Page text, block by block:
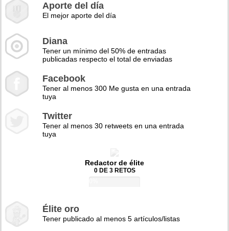
Aporte del día
El mejor aporte del día
Diana
Tener un mínimo del 50% de entradas
publicadas respecto el total de enviadas
Facebook
Tener al menos 300 Me gusta en una entrada
tuya
Twitter
Tener al menos 30 retweets en una entrada
tuya
Redactor de élite
0 DE 3 RETOS
Élite oro
Tener publicado al menos 5 artículos/listas